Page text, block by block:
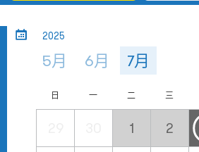
2025
5月 6月 7月
日 一 二 三
1 2